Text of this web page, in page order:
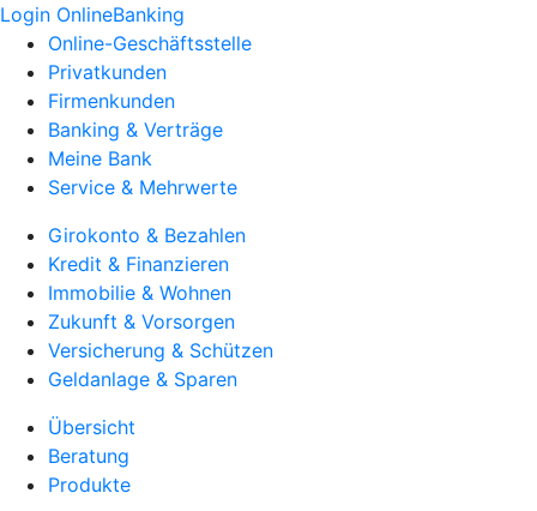
Login OnlineBanking
Online-Geschäftsstelle
Privatkunden
Firmenkunden
Banking & Verträge
Meine Bank
Service & Mehrwerte
Girokonto & Bezahlen
Kredit & Finanzieren
Immobilie & Wohnen
Zukunft & Vorsorgen
Versicherung & Schützen
Geldanlage & Sparen
Übersicht
Beratung
Produkte